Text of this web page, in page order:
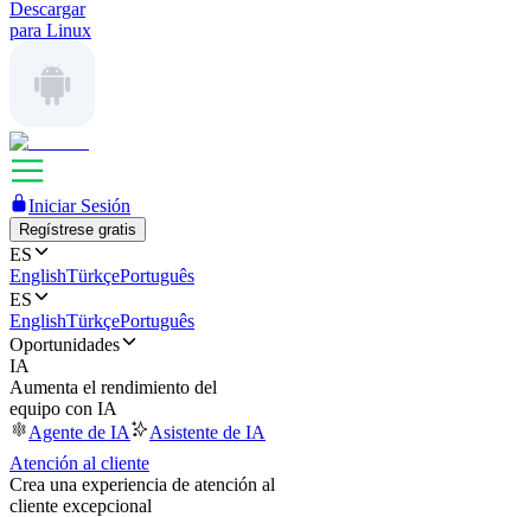
Descargar
para Linux
Iniciar Sesión
Regístrese gratis
ES
EnglishTürkçePortuguês
ES
EnglishTürkçePortuguês
Oportunidades
IA
Aumenta el rendimiento del
equipo con IA
Agente de IA
Asistente de IA
Atención al cliente
Crea una experiencia de atención al
cliente excepcional